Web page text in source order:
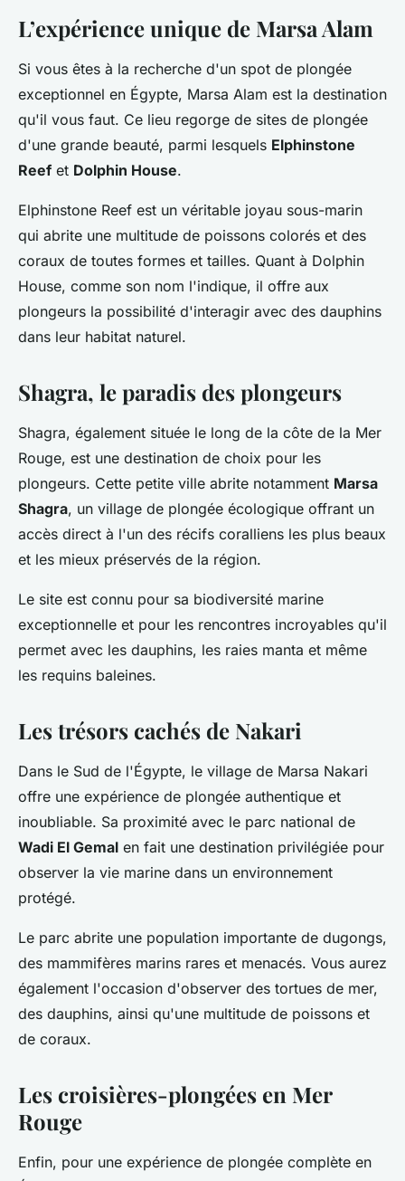
L’expérience unique de Marsa Alam
Si vous êtes à la recherche d'un spot de plongée
exceptionnel en Égypte, Marsa Alam est la destination
qu'il vous faut. Ce lieu regorge de sites de plongée
d'une grande beauté, parmi lesquels Elphinstone
Reef et Dolphin House.
Elphinstone Reef est un véritable joyau sous-marin
qui abrite une multitude de poissons colorés et des
coraux de toutes formes et tailles. Quant à Dolphin
House, comme son nom l'indique, il offre aux
plongeurs la possibilité d'interagir avec des dauphins
dans leur habitat naturel.
Shagra, le paradis des plongeurs
Shagra, également située le long de la côte de la Mer
Rouge, est une destination de choix pour les
plongeurs. Cette petite ville abrite notamment Marsa
Shagra, un village de plongée écologique offrant un
accès direct à l'un des récifs coralliens les plus beaux
et les mieux préservés de la région.
Le site est connu pour sa biodiversité marine
exceptionnelle et pour les rencontres incroyables qu'il
permet avec les dauphins, les raies manta et même
les requins baleines.
Les trésors cachés de Nakari
Dans le Sud de l'Égypte, le village de Marsa Nakari
offre une expérience de plongée authentique et
inoubliable. Sa proximité avec le parc national de
Wadi El Gemal en fait une destination privilégiée pour
observer la vie marine dans un environnement
protégé.
Le parc abrite une population importante de dugongs,
des mammifères marins rares et menacés. Vous aurez
également l'occasion d'observer des tortues de mer,
des dauphins, ainsi qu'une multitude de poissons et
de coraux.
Les croisières-plongées en Mer
Rouge
Enfin, pour une expérience de plongée complète en